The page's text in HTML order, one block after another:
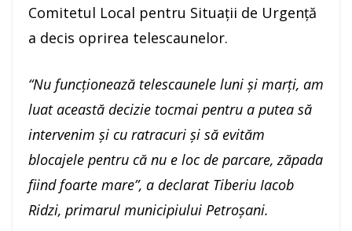
Comitetul Local pentru Situații de Urgență
a decis oprirea telescaunelor.
“Nu funcționează telescaunele luni și marți, am
luat această decizie tocmai pentru a putea să
intervenim și cu ratracuri și să evităm
blocajele pentru că nu e loc de parcare, zăpada
fiind foarte mare”, a declarat Tiberiu Iacob
Ridzi, primarul municipiului Petroșani.